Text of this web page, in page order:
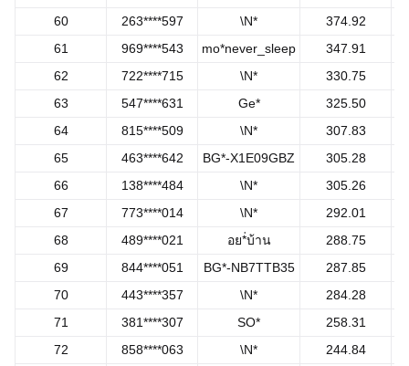
60
263****597 \N*
374.92
61
969****543 mo*never_sleep
347.91
62
722****715 \N*
330.75
63
547****631 Ge*
325.50
64
815****509 \N*
307.83
65
463****642 BG*-X1E09GBZ
305.28
66
138****484 \N*
305.26
67
773****014 \N*
292.01
68
489****021 อย*่บ้าน
288.75
69
844****051 BG*-NB7TTB35
287.85
70
443****357 \N*
284.28
71
381****307 SO*
258.31
72
858****063 \N*
244.84